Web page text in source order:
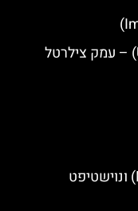
מלונות מומלצים במידרס (Mieders) ונוישטיפט